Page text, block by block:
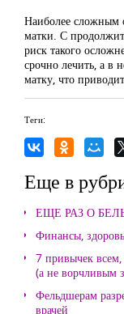
Наиболее сложным
матки. С
риск такого
срочно лечить, а в
матку, что
Теги:
Еще в
ЕЩЕ РАЗ О
Финансы,
7 привычек
(а не ворчливым
Фельдшерам
врачей